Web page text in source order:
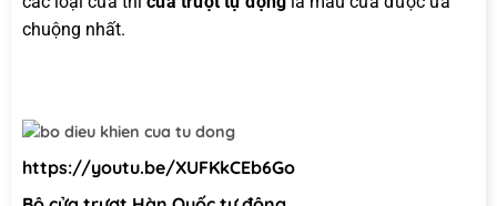
chuộng nhất.
https://youtu.be/XUFKkCEb6Go